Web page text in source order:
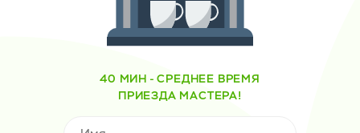
40 МИН - СРЕДНЕЕ ВРЕМЯ
ПРИЕЗДА МАСТЕРА!